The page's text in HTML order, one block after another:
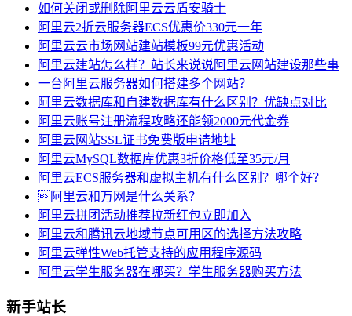
如何关闭或删除阿里云云盾安骑士
阿里云2折云服务器ECS优惠价330元一年
阿里云云市场网站建站模板99元优惠活动
阿里云建站怎么样？站长来说说阿里云网站建设那些事
一台阿里云服务器如何搭建多个网站？
阿里云数据库和自建数据库有什么区别？优缺点对比
阿里云账号注册流程攻略还能领2000元代金券
阿里云网站SSL证书免费版申请地址
阿里云MySQL数据库优惠3折价格低至35元/月
阿里云ECS服务器和虚拟主机有什么区别？哪个好？
阿里云和万网是什么关系？
阿里云拼团活动推荐拉新红包立即加入
阿里云和腾讯云地域节点可用区的选择方法攻略
阿里云弹性Web托管支持的应用程序源码
阿里云学生服务器在哪买？学生服务器购买方法
新手站长